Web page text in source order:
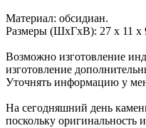
Материал: обсидиан.
Размеры (ШxГxВ): 27 x 11 x
Возможно изготовление
изготовление
Уточнять информацию у
На сегодняшний день
поскольку оригинальность